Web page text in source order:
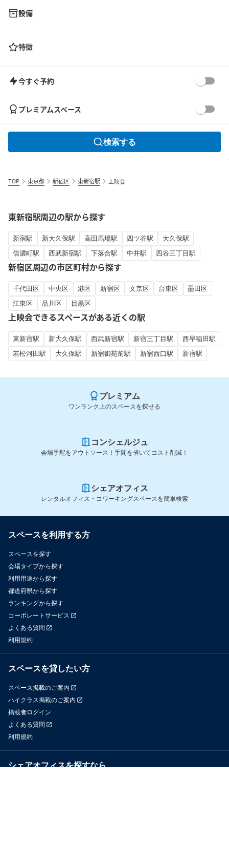
設備
特徴
今すぐ予約
プレミアムスペース
検索する
TOP 東京都 新宿区 東新宿駅 上映会
東新宿駅周辺の駅から探す
新宿駅 新大久保駅 高田馬場駅 四ツ谷駅
大久保駅
信濃町駅
西武新宿駅 下落合駅 中井駅 四谷三丁目駅
新宿区周辺の市区町村から探す
千代田区 中央区 港区 新宿区 文京区 台東区
墨田区
江東区
品川区 目黒区
上映会できるスペースがある近くの駅
東新宿駅 新大久保駅 西武新宿駅 新宿三丁目駅
西早稲田駅
若松河田駅
大久保駅 新宿御苑前駅 新宿西口駅 新宿駅
プレミアム
ワンランク上のスペースを探せる
コンシェルジュ
会場手配をアウトソース！手間を省いてコスト削減！
シェアオフィス
レンタルオフィス・コワーキングスペースを簡単検索
スペースを利用する方
スペースを探す
会場タイプから探す
利用用途から探す
都道府県から探す
ランキングから探す
コーポレートサービス
よくある質問
利用規約
スペースを貸したい方
スペース掲載のご案内
ハイクラス掲載のご案内
掲載者ログイン
よくある質問
利用規約
シェアオフィスを探すなら